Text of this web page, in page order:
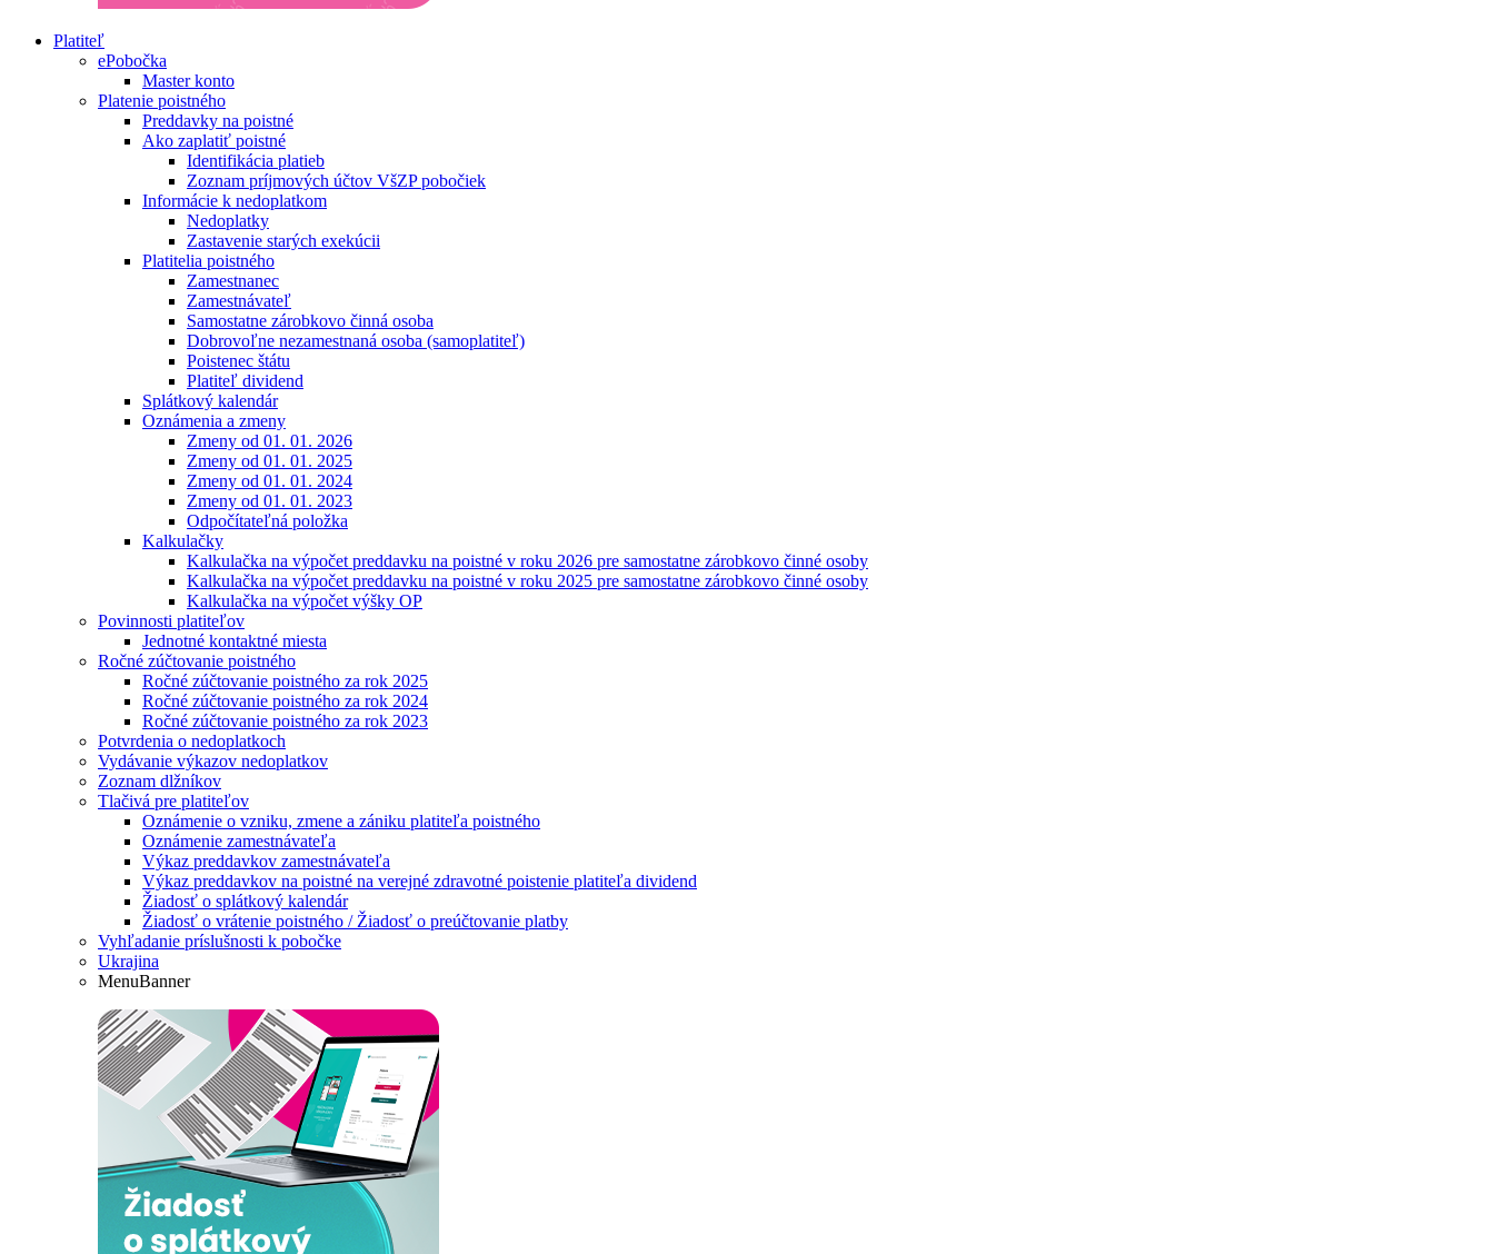
Platiteľ
ePobočka
Master konto
Platenie poistného
Preddavky na poistné
Ako zaplatiť poistné
Identifikácia platieb
Zoznam príjmových účtov VšZP pobočiek
Informácie k nedoplatkom
Nedoplatky
Zastavenie starých exekúcii
Platitelia poistného
Zamestnanec
Zamestnávateľ
Samostatne zárobkovo činná osoba
Dobrovoľne nezamestnaná osoba (samoplatiteľ)
Poistenec štátu
Platiteľ dividend
Splátkový kalendár
Oznámenia a zmeny
Zmeny od 01. 01. 2026
Zmeny od 01. 01. 2025
Zmeny od 01. 01. 2024
Zmeny od 01. 01. 2023
Odpočítateľná položka
Kalkulačky
Kalkulačka na výpočet preddavku na poistné v roku 2026 pre samostatne zárobkovo činné osoby
Kalkulačka na výpočet preddavku na poistné v roku 2025 pre samostatne zárobkovo činné osoby
Kalkulačka na výpočet výšky OP
Povinnosti platiteľov
Jednotné kontaktné miesta
Ročné zúčtovanie poistného
Ročné zúčtovanie poistného za rok 2025
Ročné zúčtovanie poistného za rok 2024
Ročné zúčtovanie poistného za rok 2023
Potvrdenia o nedoplatkoch
Vydávanie výkazov nedoplatkov
Zoznam dlžníkov
Tlačivá pre platiteľov
Oznámenie o vzniku, zmene a zániku platiteľa poistného
Oznámenie zamestnávateľa
Výkaz preddavkov zamestnávateľa
Výkaz preddavkov na poistné na verejné zdravotné poistenie platiteľa dividend
Žiadosť o splátkový kalendár
Žiadosť o vrátenie poistného / Žiadosť o preúčtovanie platby
Vyhľadanie príslušnosti k pobočke
Ukrajina
MenuBanner